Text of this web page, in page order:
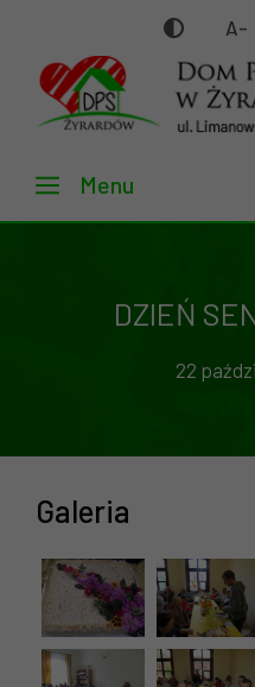
treści
A-
Menu
DZIEŃ
22
Galeria